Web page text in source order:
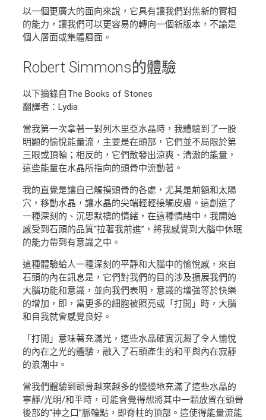
以一個更廣大的面向來說，它具有讓我們對焦新的實相
的能力，讓我們可以更容易的轉向一個新版本，不論是
個人層面或集體層面。
Robert Simmons的體驗
以下摘錄自The Books of Stones
翻譯者：Lydia
當我第一次拿著一對列木里亞水晶時，我體驗到了一股
明顯的愉悅能量流，主要是在頭部，它們並不局限於第
三眼或頂輪；相反的，它們散發出涼爽、清澈的能量，
這些能量在水晶所指向的頭骨中流動著。
我的直覺是讓自己觸摸頭骨的各處，尤其是前額和太陽
穴，移動水晶，讓水晶的尖端輕輕接觸皮膚。這創造了
一種深刻的、沉思默禱的情緒，在這種情緒中，我開始
感受到石頭的品質“拉著我前進”，將我感覺到大腦中休眠
的能力帶到有意識之中。
這種體驗給人一種深刻的平靜和大腦中的愉悅感，來自
石頭的內在訊息是，它們對我們的目的涉及擴展我們的
大腦功能和意識，並向我們表明，意識的增強等於快樂
的增加，即，當更多的細胞被照亮或「打開」時，大腦
和自我就會感覺良好。
「打開」意味著充滿光，這些水晶確實沉澱了令人愉悅
的內在之光的體驗，融入了石頭產生的和平與內在寂靜
的浪潮中。
當我們體驗到頭骨越來越多的慢慢地充滿了這些水晶的
寧靜/光明/和平時，可能會覺得想將其中一顆放置在頭骨
後部的“神之口”脈輪點，即脊柱的頂部。這使得能量流能